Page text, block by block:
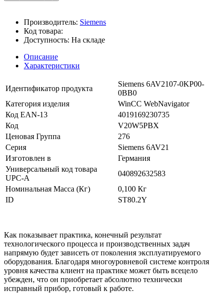
Производитель: Siemens
Код товара:
Доступность: На складе
Описание
Характеристики
Идентификатор продукта
Siemens 6AV2107-0KP00-
0BB0
Категория изделия
WinCC WebNavigator
Код EAN-13
4019169230735
Код
V20W5PBX
Ценовая Группа
276
Серия
Siemens 6AV21
Изготовлен в
Германия
Универсальный код товара
UPC-A
040892632583
Номинальная Масса (Кг)
0,100 Кг
ID
ST80.2Y
Как показывает практика, конечный результат
технологического процесса и производственных задач
напрямую будет зависеть от поколения эксплуатируемого
оборудования. Благодаря многоуровневой системе контроля
уровня качества клиент на практике может быть всецело
убежден, что он приобретает абсолютно технически
исправный прибор, готовый к работе.